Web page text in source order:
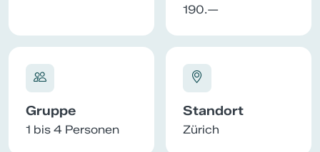
190.—
Gruppe
1 bis 4 Personen
Standort
Zürich